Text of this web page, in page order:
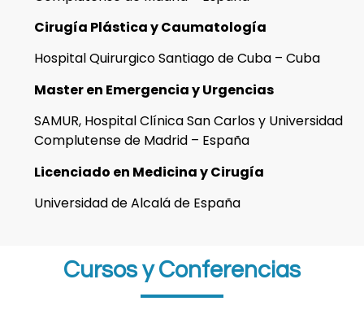
Cirugía Plástica y Caumatología
Hospital Quirurgico Santiago de Cuba – Cuba
Master en Emergencia y Urgencias
SAMUR, Hospital Clínica San Carlos y Universidad
Complutense de Madrid – España
Licenciado en Medicina y Cirugía
Universidad de Alcalá de España
Cursos y Conferencias